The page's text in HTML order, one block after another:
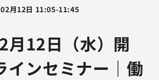
月12日 11:05-11:45
月12日（水）開
インセミナー｜働